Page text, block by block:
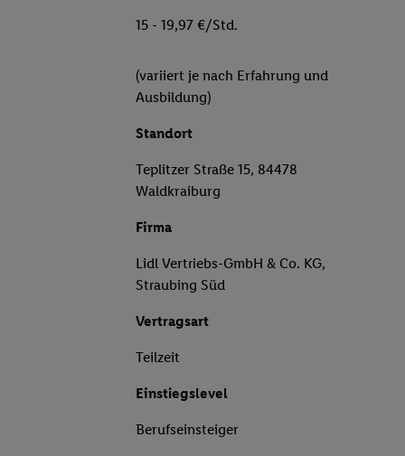
15 - 19,97 €/Std.
(variiert je nach Erfahrung und
Ausbildung)
Standort
Teplitzer Straße 15, 84478
Waldkraiburg
Firma
Lidl Vertriebs-GmbH & Co. KG,
Straubing Süd
Vertragsart
Teilzeit
Einstiegslevel
Berufseinsteiger